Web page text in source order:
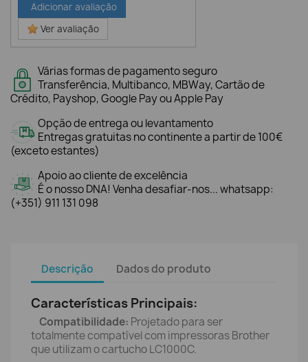
Adicionar avaliação
Ver avaliação
Várias formas de pagamento seguro
Transferência, Multibanco, MBWay, Cartão de
Crédito, Payshop, Google Pay ou Apple Pay
Opção de entrega ou levantamento
Entregas gratuitas no continente a partir de 100€
(exceto estantes)
Apoio ao cliente de excelência
É o nosso DNA! Venha desafiar-nos... whatsapp:
(+351) 911 131 098
Descrição Dados do produto
Características Principais:
Compatibilidade: Projetado para ser
totalmente compatível com impressoras Brother
que utilizam o cartucho LC1000C.